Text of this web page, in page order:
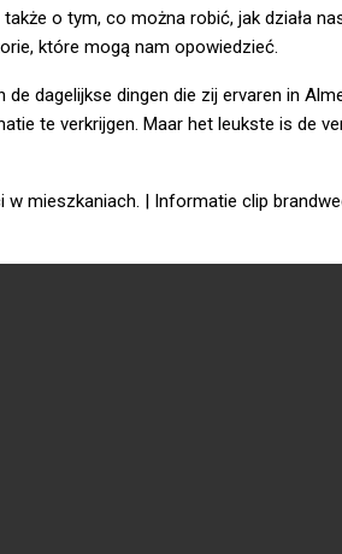
o tym, co można robić, jak działa
które mogą nam opowiedzieć.
dagelijkse dingen die zij ervaren in
te verkrijgen. Maar het leukste is de
mieszkaniach. | Informatie clip